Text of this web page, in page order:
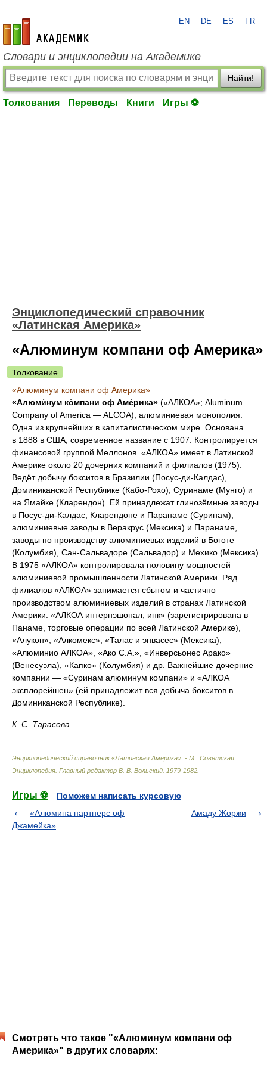
academic.ru
EN DE ES FR
Словари и энциклопедии на Академике
Найти!
Толкования Переводы Книги Игры ⚽
Энциклопедический справочник
«Латинская Америка»
«Алюминум компани оф Америка»
Толкование
«Алюминум компани оф Америка»
«Алюми́нум ко́мпани оф Аме́рика» («АЛКОА»; Aluminum
Company of America — ALCOA), алюминиевая монополия.
Одна из крупнейших в капиталистическом мире. Основана
в 1888 в США, современное название с 1907. Контролируется
финансовой группой Меллонов. «АЛКОА» имеет в Латинской
Америке около 20 дочерних компаний и филиалов (1975).
Ведёт добычу бокситов в Бразилии (Посус-ди-Калдас),
Доминиканской Республике (Кабо-Рохо), Суринаме (Мунго) и
на Ямайке (Кларендон). Ей принадлежат глинозёмные заводы
в Посус-ди-Калдас, Кларендоне и Паранаме (Суринам),
алюминиевые заводы в Веракрус (Мексика) и Паранаме,
заводы по производству алюминиевых изделий в Боготе
(Колумбия), Сан-Сальвадоре (Сальвадор) и Мехико (Мексика).
В 1975 «АЛКОА» контролировала половину мощностей
алюминиевой промышленности Латинской Америки. Ряд
филиалов «АЛКОА» занимается сбытом и частично
производством алюминиевых изделий в странах Латинской
Америки: «АЛКОА интернэшонал, инк» (зарегистрирована в
Панаме, торговые операции по всей Латинской Америке),
«Алукон», «Алкомекс», «Талас и энвасес» (Мексика),
«Алюминио АЛКОА», «Ако С.А.», «Инверсьонес Арако»
(Венесуэла), «Капко» (Колумбия) и др. Важнейшие дочерние
компании — «Суринам алюминум компани» и «АЛКОА
эксплорейшен» (ей принадлежит вся добыча бокситов в
Доминиканской Республике).
К. С. Тарасова.
Энциклопедический справочник «Латинская Америка». - М.: Советская
Энциклопедия Главный редактор В. В. Вольский 1979-1982
Игры ⚽
Поможем написать курсовую
«Алюмина партнерс оф
Джамейка»
Амаду Жоржи
Смотреть что такое "«Алюминум компани оф
Америка»" в других словарях: